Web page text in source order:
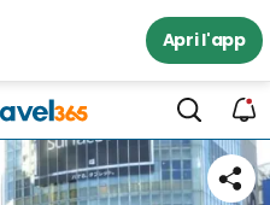
Apri l'app